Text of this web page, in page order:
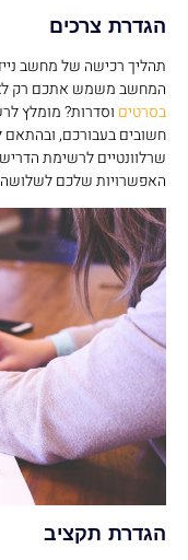
הגדרת צרכים
תהליך רכישה של מחשב
המחשב משמש אתכם רק
בסרטים וסדרות? מומלץ
חשובים בעבורכם, ובהתאם
שרלוונטיים לרשימת
האפשרויות שלכם לשלושה
הגדרת תקציב